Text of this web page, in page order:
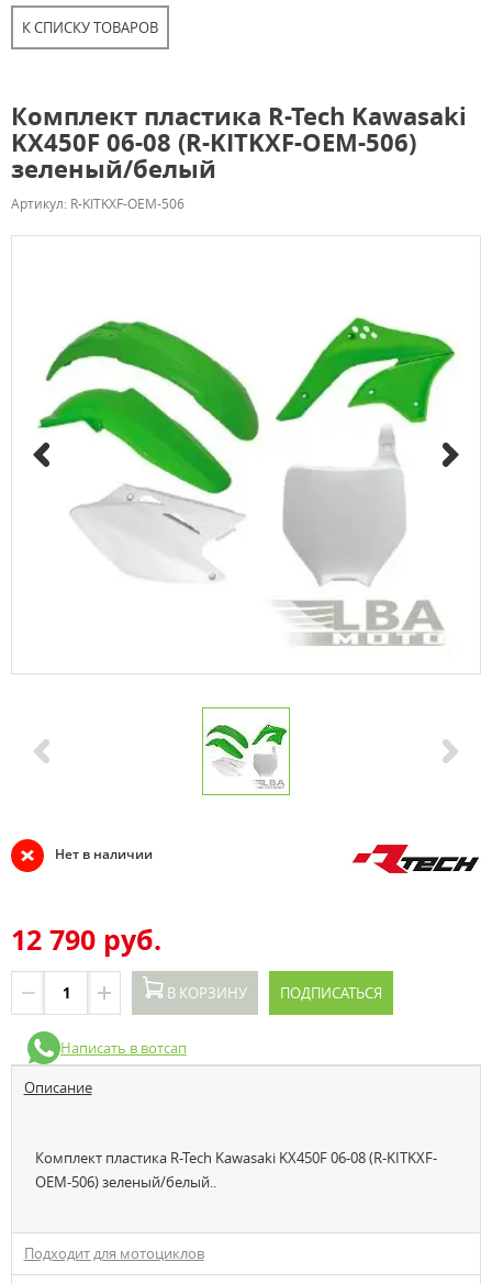
К СПИСКУ ТОВАРОВ
Комплект пластика R-Tech Kawasaki
KX450F 06-08 (R-KITKXF-OEM-506)
зеленый/белый
Артикул: R-KITKXF-OEM-506
Нет в наличии
12 790 руб.
В КОРЗИНУ ПОДПИСАТЬСЯ
Написать в вотсап
Описание
Комплект пластика R-Tech Kawasaki KX450F 06-08 (R-KITKXF-
OEM-506) зеленый/белый..
Подходит для мотоциклов